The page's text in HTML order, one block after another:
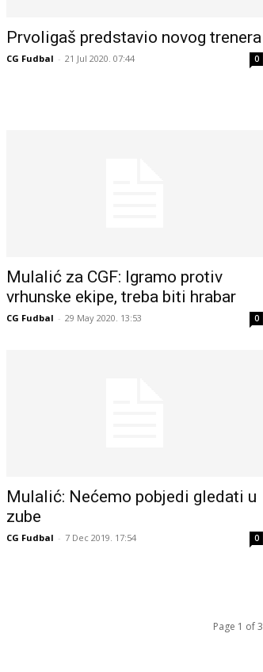
Prvoligaš predstavio novog trenera
CG Fudbal - 21 Jul 2020. 07:44 0
Mulalić za CGF: Igramo protiv
vrhunske ekipe, treba biti hrabar
CG Fudbal - 29 May 2020. 13:53 0
Mulalić: Nećemo pobjedi gledati u
zube
CG Fudbal - 7 Dec 2019. 17:54 0
Page 1 of 3